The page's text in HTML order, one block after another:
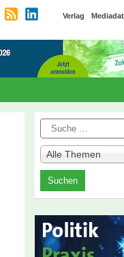
Verlag
Suche
Alle Themen